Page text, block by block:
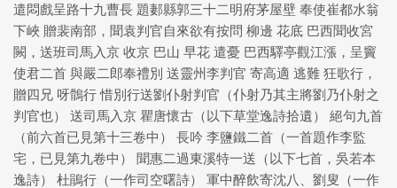
遣悶戲呈路十九曹長 題郪縣郭三十二明府茅屋壁 奉使崔都水翁
下峽 贈裴南部，聞袁判官自來欲有按問 柳邊 花底 巴西聞收宮
闕，送班司馬入京 收京 巴山 早花 遣憂 巴西驛亭觀江漲，呈竇
使君二首 與嚴二郎奉禮別 送靈州李判官 寄高適 逃難 狂歌行，
贈四兄 呀鶻行 惜別行送劉仆射判官（仆射乃其主將劉乃仆射之
判官也） 送司馬入京 瞿唐懷古（以下草堂逸詩拾遺） 絕句九首
（前六首已見第十三卷中） 長吟 李鹽鐵二首（一首題作李監
宅，已見第九卷中） 聞惠二過東溪特一送（以下七首，吳若本
逸詩） 杜鵑行（一作司空曙詩） 軍中醉飲寄沈八、劉叟（一作